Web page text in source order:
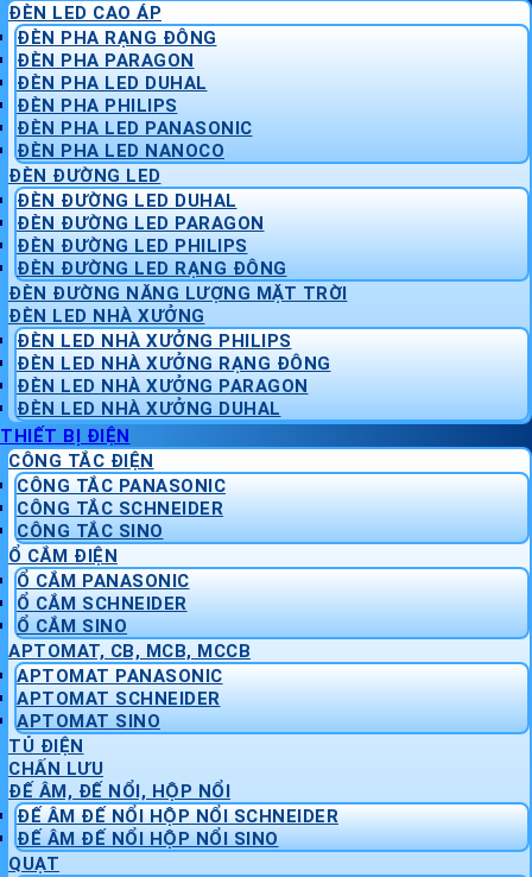
ĐÈN LED CAO ÁP
ĐÈN PHA RẠNG ĐÔNG
ĐÈN PHA PARAGON
ĐÈN PHA LED DUHAL
ĐÈN PHA PHILIPS
ĐÈN PHA LED PANASONIC
ĐÈN PHA LED NANOCO
ĐÈN ĐƯỜNG LED
ĐÈN ĐƯỜNG LED DUHAL
ĐÈN ĐƯỜNG LED PARAGON
ĐÈN ĐƯỜNG LED PHILIPS
ĐÈN ĐƯỜNG LED RẠNG ĐÔNG
ĐÈN ĐƯỜNG NĂNG LƯỢNG MẶT TRỜI
ĐÈN LED NHÀ XƯỞNG
ĐÈN LED NHÀ XƯỞNG PHILIPS
ĐÈN LED NHÀ XƯỞNG RẠNG ĐÔNG
ĐÈN LED NHÀ XƯỞNG PARAGON
ĐÈN LED NHÀ XƯỞNG DUHAL
THIẾT BỊ ĐIỆN
CÔNG TẮC ĐIỆN
CÔNG TẮC PANASONIC
CÔNG TẮC SCHNEIDER
CÔNG TẮC SINO
Ổ CẮM ĐIỆN
Ổ CẮM PANASONIC
Ổ CẮM SCHNEIDER
Ổ CẮM SINO
APTOMAT, CB, MCB, MCCB
APTOMAT PANASONIC
APTOMAT SCHNEIDER
APTOMAT SINO
TỦ ĐIỆN
CHẤN LƯU
ĐẾ ÂM, ĐẾ NỔI, HỘP NỔI
ĐẾ ÂM ĐẾ NỔI HỘP NỔI SCHNEIDER
ĐẾ ÂM ĐẾ NỔI HỘP NỔI SINO
QUẠT